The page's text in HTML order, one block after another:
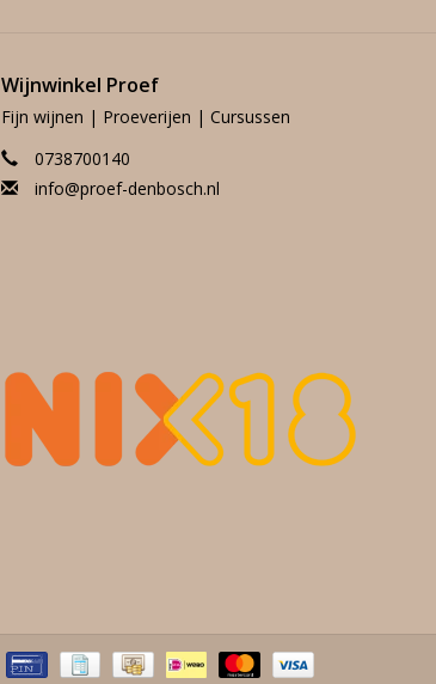
Wijnwinkel Proef
Fijn wijnen | Proeverijen | Cursussen
0738700140
info@proef-denbosch.nl